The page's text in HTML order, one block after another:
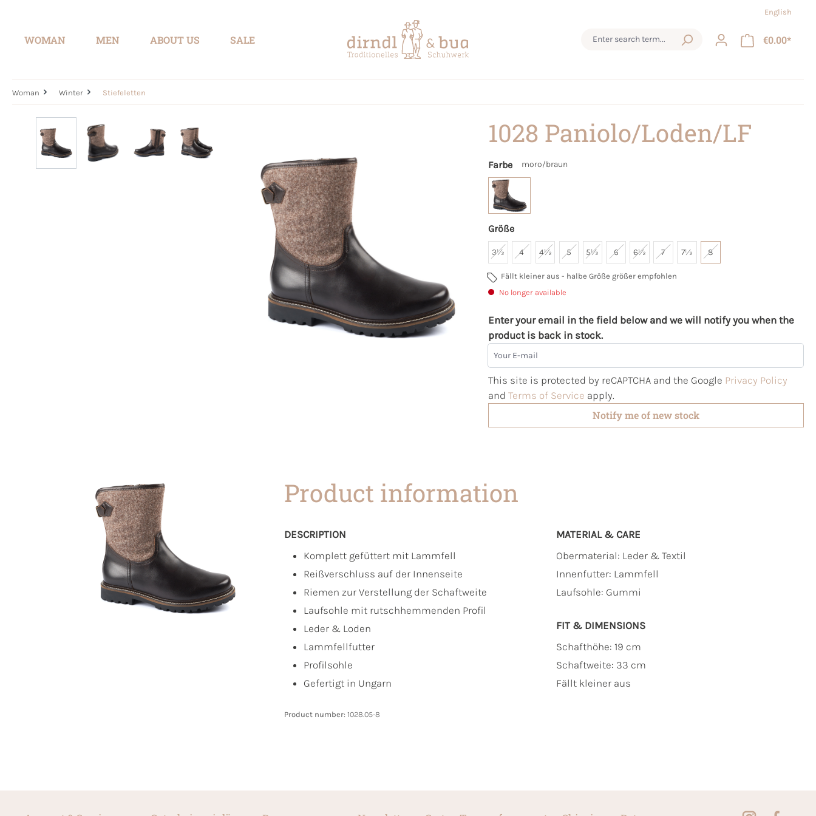
English
WOMAN MEN ABOUT US SALE €0.00*
Woman Winter Stiefeletten
Skip image gallery 1028 Paniolo/Loden/LF
Farbe moro/braun
Größe
3½ 4 4½ 5 5½ 6 6½ 7 7½ 8
Fällt kleiner aus - halbe Größe größer empfohlen
No longer available
Enter your email in the field below and we will notify you when the
product is back in stock.
Your E-mail
This site is protected by reCAPTCHA and the Google Privacy Policy
and Terms of Service apply.
Notify me of new stock
Product information
DESCRIPTION
Komplett gefüttert mit Lammfell
Reißverschluss auf der Innenseite
Riemen zur Verstellung der Schaftweite
Laufsohle mit rutschhemmenden Profil
Leder & Loden
Lammfellfutter
Profilsohle
Gefertigt in Ungarn
MATERIAL & CARE
Obermaterial: Leder & Textil
Innenfutter: Lammfell
Laufsohle: Gummi
FIT & DIMENSIONS
Schafthöhe: 19 cm
Schaftweite: 33 cm
Fällt kleiner aus
Product number: 1028.05-8